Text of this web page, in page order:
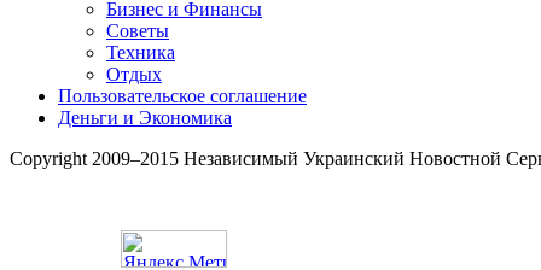
Бизнес и Финансы
Советы
Техника
Отдых
Пользовательское соглашение
Деньги и Экономика
Copyright 2009–2015 Независимый Украинский Новостной